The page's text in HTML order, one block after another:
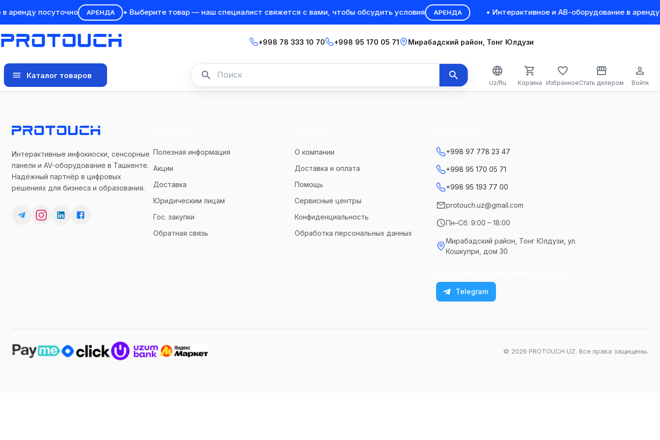
аренду посуточно АРЕНДА • Выберите товар — наш специалист свяжется с вами, чтобы обсудить условия АРЕНДА • Интерактивное и АВ-оборудование в аренду
+998 78 333 10 70 +998 95 170 05 71 Мирабадский район, Тонг Юлдузи
Каталог товаров
Uz/Ru Корзина ИзбранноеСтать дилером Войти
Интерактивные инфокиоски, сенсорные
панели и AV-оборудование в Ташкенте.
Надёжный партнёр в цифровых
решениях для бизнеса и образования.
Полезная информация
Акции
Доставка
Юридическим лицам
Гос. закупки
Обратная связь
О компании
Доставка и оплата
Помощь
Сервисные центры
Конфиденциальность
Обработка персональных данных
+998 97 778 23 47
+998 95 170 05 71
+998 95 193 77 00
protouch.uz@gmail.com
Пн–Сб: 9:00 – 18:00
Мирабадский район, Тонг Юлдузи, ул.
Кошкупри, дом 30
Telegram
© 2026 PROTOUCH UZ. Все права защищены.